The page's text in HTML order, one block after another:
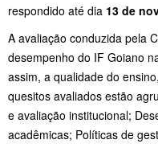
respondido até dia 13 de
A avaliação conduzida pela
desempenho do IF Goiano
assim, a qualidade do
quesitos avaliados estão
e avaliação institucional;
acadêmicas; Políticas de